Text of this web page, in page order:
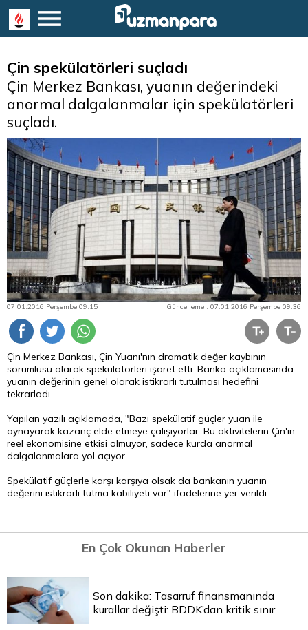
Çin spekülatörleri suçladı
Çin Merkez Bankası, yuanın değerindeki
anormal dalgalanmalar için spekülatörleri
suçladı.
07.01.2016 Perşembe 09:15 Güncelleme : 07.01.2016 Perşembe 09:36
Çin Merkez Bankası, Çin Yuanı'nın dramatik değer kaybının
sorumlusu olarak spekülatörleri işaret etti. Banka açıklamasında
yuanın değerinin genel olarak istikrarlı tutulması hedefini
tekrarladı.
Yapılan yazılı açıklamada, "Bazı spekülatif güçler yuan ile
oynayarak kazanç elde etmeye çalışıyorlar. Bu aktivitelerin Çin'in
reel ekonomisine etkisi olmuyor, sadece kurda anormal
dalgalanmalara yol açıyor.
Spekülatif güçlerle karşı karşıya olsak da bankanın yuanın
değerini istikrarlı tutma kabiliyeti var" ifadelerine yer verildi.
En Çok Okunan Haberler
Son dakika: Tasarruf finansmanında
kurallar değişti: BDDK’dan kritik sınır